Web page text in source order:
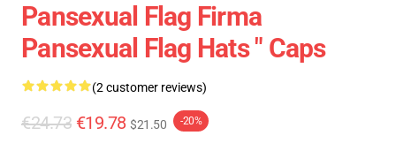
Pansexual Flag Firma
Pansexual Flag Hats " Caps
(2 customer reviews)
€24.73 €19.78 $21.50 -20%